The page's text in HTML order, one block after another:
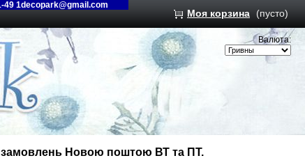
49 1decopark@gmail.com
Моя корзина (пусто)
Валюта:
замовлень Новою поштою ВТ та ПТ.